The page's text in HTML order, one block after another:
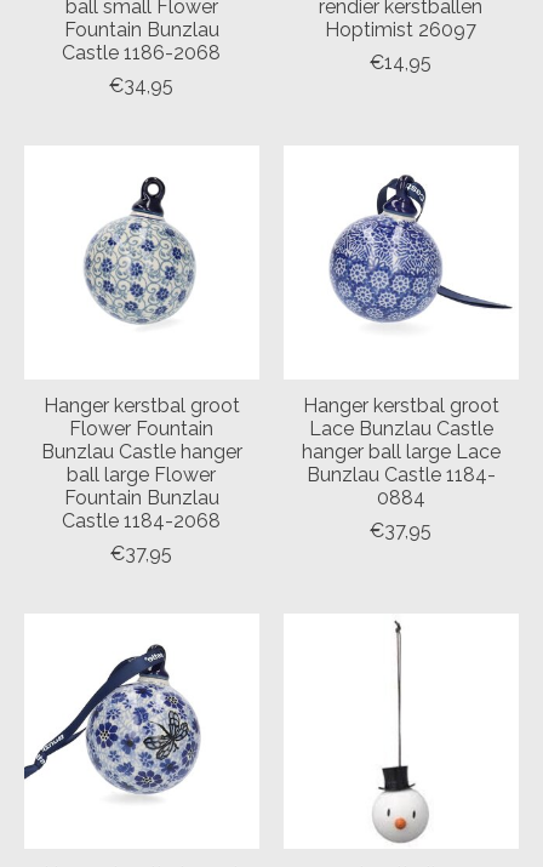
ball small Flower
Fountain Bunzlau
Castle 1186-2068
€34,95
rendier kerstballen
Hoptimist 26097
€14,95
Hanger kerstbal groot
Flower Fountain
Bunzlau Castle hanger
ball large Flower
Fountain Bunzlau
Castle 1184-2068
€37,95
Hanger kerstbal groot
Lace Bunzlau Castle
hanger ball large Lace
Bunzlau Castle 1184-
0884
€37,95